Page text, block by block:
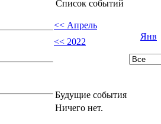
Список событий
<< Апрель
<< 2022
Янв
Будущие события
Ничего нет.